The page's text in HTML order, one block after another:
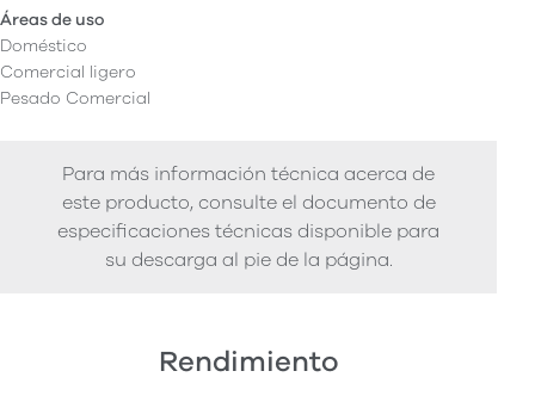
Áreas de uso
Doméstico
Comercial ligero
Pesado Comercial
Para más información técnica acerca de
este producto, consulte el documento de
especificaciones técnicas disponible para
su descarga al pie de la página.
Rendimiento